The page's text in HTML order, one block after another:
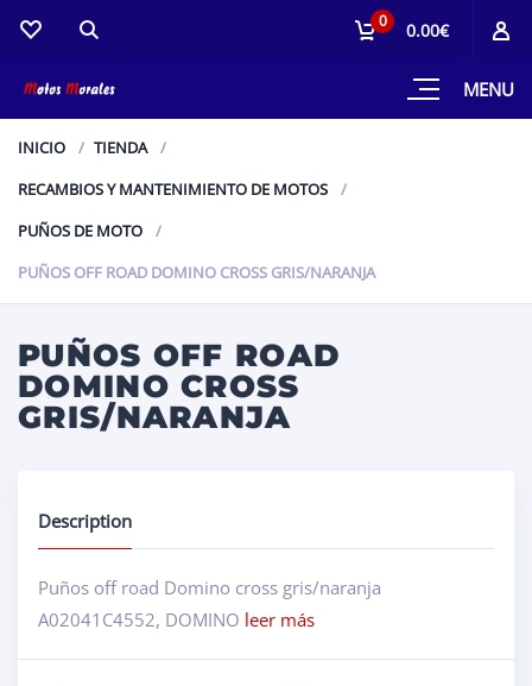
MENU
0 0.00€
INICIO
TIENDA
RECAMBIOS Y MANTENIMIENTO DE MOTOS
PUÑOS DE MOTO
PUÑOS OFF ROAD DOMINO CROSS GRIS/NARANJA
PUÑOS OFF ROAD
DOMINO CROSS
GRIS/NARANJA
Description
Puños off road Domino cross gris/naranja
A02041C4552, DOMINO leer más